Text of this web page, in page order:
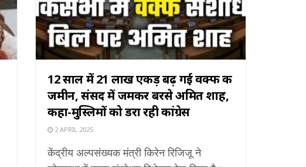
12 साल में 21 लाख एकड़ बढ़ गई वक्फ की
जमीन, संसद में जमकर बरसे अमित शाह,
कहा-मुस्लिमों को डरा रही कांग्रेस
2 APRIL 2025
केंद्रीय अल्पसंख्यक मंत्री किरेन रिजिजू ने